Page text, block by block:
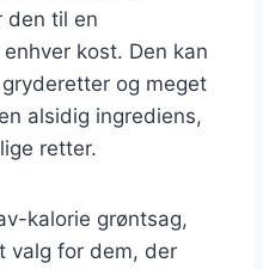
den til en
kost. Den kan
og meget
alsidig ingrediens,
retter.
kalorie grøntsag,
valg for dem, der